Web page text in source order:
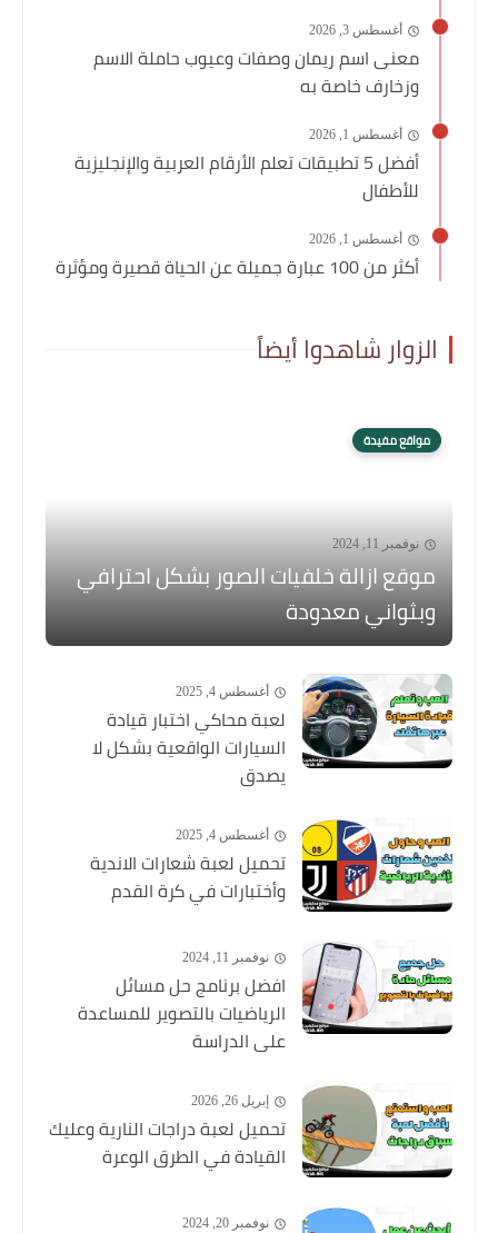
أغسطس 3, 2026
معنى اسم ريمان وصفات وعيوب حاملة الاسم
وزخارف خاصة به
أغسطس 1, 2026
أفضل 5 تطبيقات تعلم الأرقام العربية والإنجليزية
للأطفال
أغسطس 1, 2026
أكثر من 100 عبارة جميلة عن الحياة قصيرة ومؤثرة
الزوار شاهدوا أيضاً
مواقع مفيدة
نوفمبر 11, 2024
موقع ازالة خلفيات الصور بشكل احترافي
وبثواني معدودة
أغسطس 4, 2025
لعبة محاكي اختبار قيادة
السيارات الواقعية بشكل لا
يصدق
أغسطس 4, 2025
تحميل لعبة شعارات الاندية
وأختبارات في كرة القدم
نوفمبر 11, 2024
افضل برنامج حل مسائل
الرياضيات بالتصوير للمساعدة
على الدراسة
إبريل 26, 2026
تحميل لعبة دراجات النارية وعليك
القيادة في الطرق الوعرة
نوفمبر 20, 2024